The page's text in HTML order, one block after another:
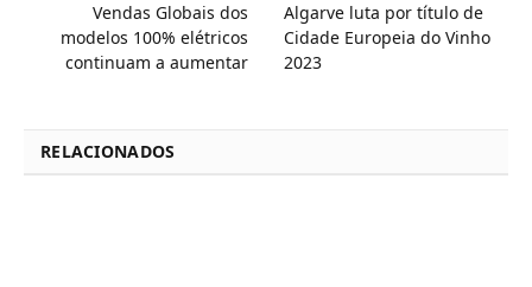
Vendas Globais dos
modelos 100% elétricos
continuam a aumentar
Algarve luta por título de
Cidade Europeia do Vinho
2023
RELACIONADOS